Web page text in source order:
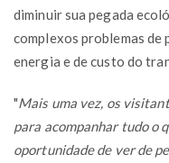
diminuir sua pegada
complexos problemas de
energia e de custo do
"Mais uma vez, os
para acompanhar tudo o
oportunidade de ver de